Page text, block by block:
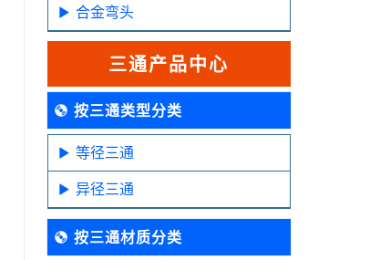
合金弯头
三通产品中心
按三通类型分类
等径三通
异径三通
按三通材质分类